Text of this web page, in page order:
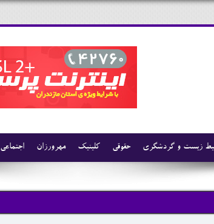
اجتماعی مهرورزان کلینیک حقوقی زیست و گردشگری